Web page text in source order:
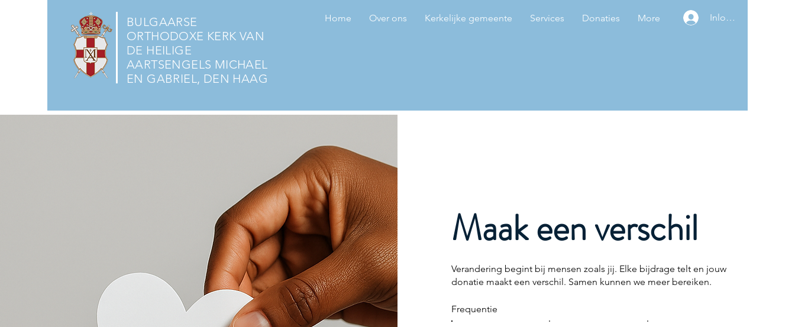
BULGAARSE
ORTHODOXE KERK VAN
DE HEILIGE
AARTSENGELS MICHAEL
EN GABRIEL, DEN HAAG
Home Over ons Kerkelijke gemeente Services Donaties More Inloggen
Maak een verschil
Verandering begint bij mensen zoals jij. Elke bijdrage telt en jouw
donatie maakt een verschil. Samen kunnen we meer bereiken.
Frequentie